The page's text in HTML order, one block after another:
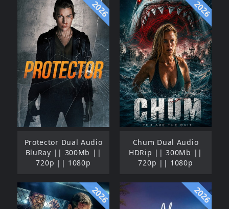
2026
Protector Dual Audio
BluRay || 300Mb ||
720p || 1080p
2026
Chum Dual Audio
HDRip || 300Mb ||
720p || 1080p
2026 2026